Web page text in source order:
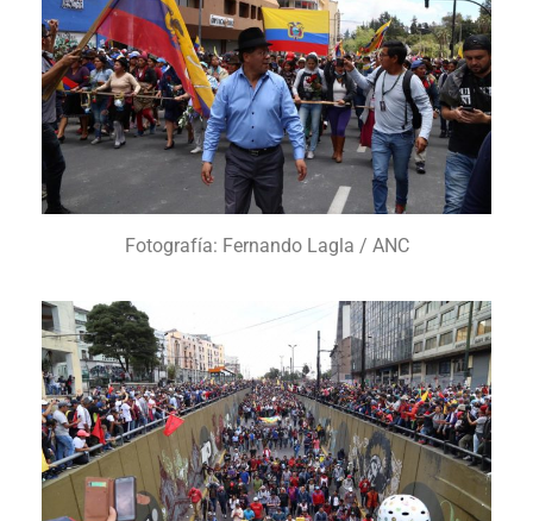
Fotografía: Fernando Lagla / ANC